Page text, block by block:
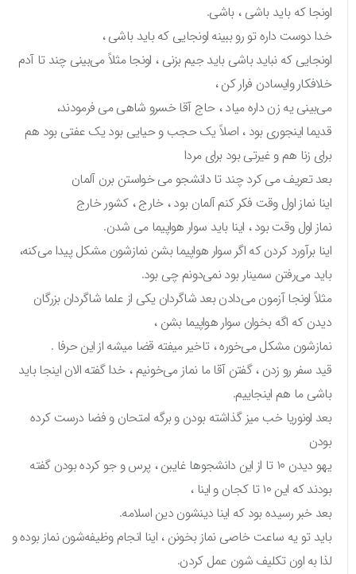
اونجا که باید باشی ، باشی.
خدا دوست داره تو رو ببینه اونجایی که باید باشی ،
اونجایی که نباید باشی باید جیم بزنی ، اونجا مثلاً می‌بینی چند تا آدم
خلافکار وایسادن فرار کن ،
می‌بینی یه زن داره میاد ، حاج آقا خسرو شاهی می فرمودند،
قدیما اینجوری بود ، اصلاً یک حجب و حیایی بود یک عفتی بود هم
برای زنا هم و غیرتی بود برای مردا
بعد تعریف می کرد چند تا دانشجو می خواستن برن آلمان
اینا نماز اول وقت فکر کنم آلمان بود ، خارج ، کشور خارج
نماز اول وقت بود ، اینا باید سوار هواپیما می شدن.
اینا برآورد کردن که اگر سوار هواپیما بشن نمازشون مشکل پیدا می‌کنه،
باید می‌رفتن سمینار بود نمی‌دونم چی بود.
مثلاً اونجا آزمون می‌دادن بعد شاگردان یکی از علما شاگردان بزرگان
دیدن که اگه بخوان سوار هواپیما بشن ،
نمازشون مشکل می‌خوره ، تاخیر میفته قضا میشه از این حرفا .
قید سفر رو زدن ، گفتن آقا ما نماز می‌خونیم ، خدا گفته الان اینجا باید
باشی ما هم اینجاییم.
بعد اونوریا خب میز گذاشته بودن و برگه امتحان و فضا درست کرده
بودن
یهو دیدن ۱۰ تا از این دانشجوها غایبن ، پرس و جو کرده بودن گفته
بودند که این ۱۰ تا کجان و اینا ،
بعد خبر رسیده بود که اینا دینشون دین اسلامه.
باید تو یه ساعت خاصی نماز بخونن ، اینا انجام وظیفه‌شون نماز بوده و
لذا به اون تکلیف شون عمل کردن.